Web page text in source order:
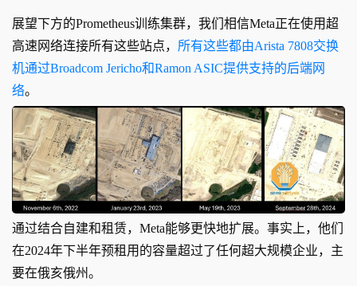
展望下方的Prometheus训练集群，我们相信Meta正在使用超
高速网络连接所有这些站点， 所有这些都由Arista 7808交换
机通过Broadcom Jericho和Ramon ASIC提供支持的后端网
络。
通过结合自建和租赁，Meta能够更快地扩展。事实上，他们
在2024年下半年预租用的容量超过了任何超大规模企业，主
要在俄亥俄州。